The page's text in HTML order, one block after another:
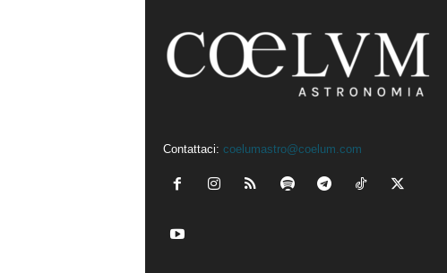
Contattaci: coelumastro@coelum.com